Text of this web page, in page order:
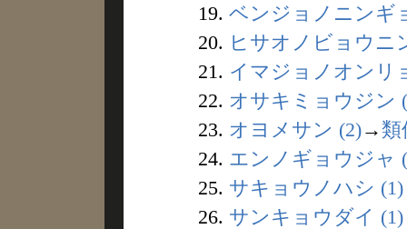
19. ベンジョノニンギ
20. ヒサオノビョウニ
21. イマジョノオンリ
22. オサキミョウジン
23. オヨメサン (2)→ 類
24. エンノギョウジャ
25. サキョウノハシ (1)
26. サンキョウダイ (1)